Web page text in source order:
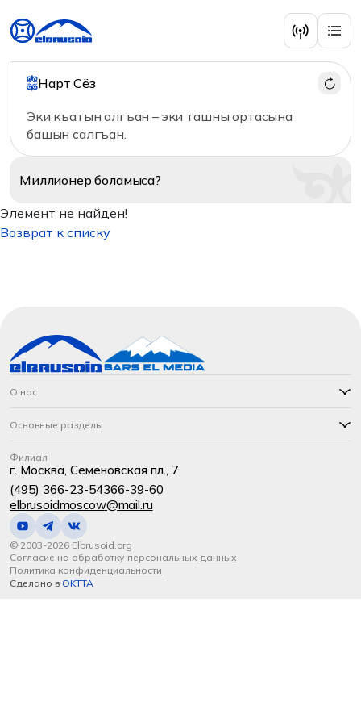
Нарт Сёз
Эки къатын алгъан – эки ташны ортасына
башын салгъан.
Миллионерболамыса?
Элемент не найден!
Возврат к списку
О нас
Основные разделы
Филиал
г. Москва, Семеновская пл., 7
(495) 366-23-54366-39-60
elbrusoidmoscow@mail.ru
© 2003-2026 Elbrusoid.org
Согласие на обработку персональных данных
Политика конфиденциальности
Сделано в OKTTA